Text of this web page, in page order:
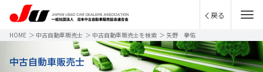
戻る
HOME ＞ 中古自動車販売士 ＞ 中古自動車販売士を検索 ＞ 矢野 拳佑
中古自動車販売士